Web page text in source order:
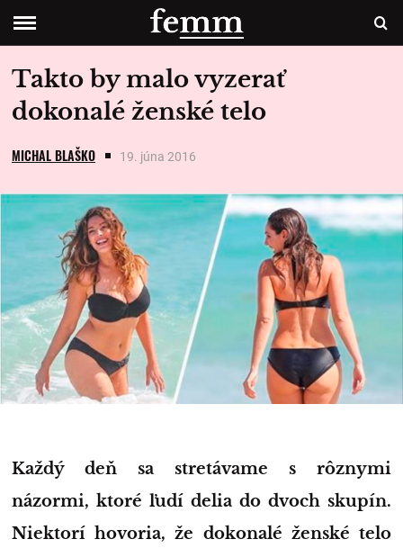
Takto by malo vyzerať
dokonalé ženské telo
MICHAL BLAŠKO 19. júna 2016
Každý deň sa stretávame s rôznymi
názormi, ktoré ľudí delia do dvoch skupín.
Niektorí hovoria, že dokonalé ženské telo